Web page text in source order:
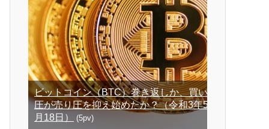
ビットコイン（BTC）巻き返しか、買い
圧が売り圧を抑え始めたか？（令和3年5
月18日）
(5pv)